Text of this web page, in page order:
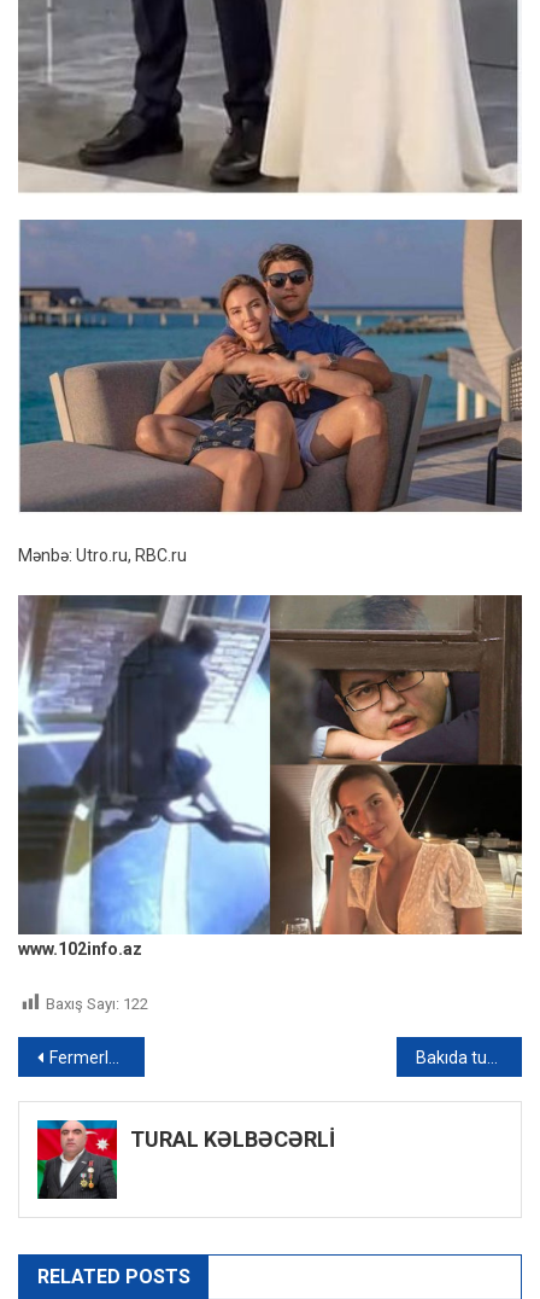
Mənbə: Utro.ru, RBC.ru
www.102info.az
Baxış Sayı: 122
Yazı
naviqasiyası
Fermerlər üçün mina təhlükəsizliyi ilə bağlı təlimlər başlayır
TURAL KƏLBƏCƏRLİ
RELATED POSTS